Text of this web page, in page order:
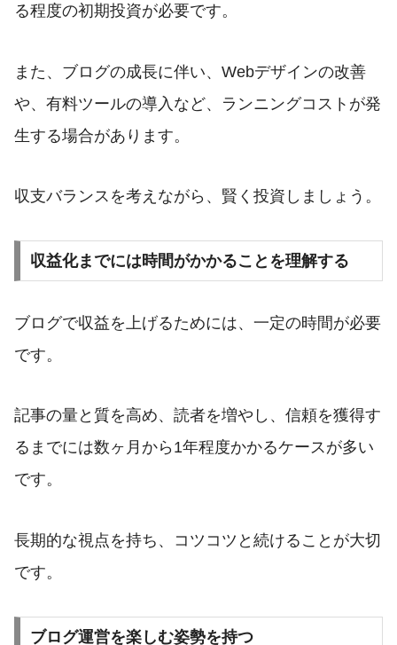
る程度の初期投資が必要です。
また、ブログの成長に伴い、Webデザインの改善
や、有料ツールの導入など、ランニングコストが発
生する場合があります。
収支バランスを考えながら、賢く投資しましょう。
収益化までには時間がかかることを理解する
ブログで収益を上げるためには、一定の時間が必要
です。
記事の量と質を高め、読者を増やし、信頼を獲得す
るまでには数ヶ月から1年程度かかるケースが多い
です。
長期的な視点を持ち、コツコツと続けることが大切
です。
ブログ運営を楽しむ姿勢を持つ